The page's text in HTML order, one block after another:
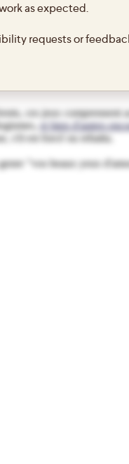
volontairement hilarants.
ces jeux
et bien d'autres
s'il est forcé ou rebattu.
"vos beaux yeux
as expected.
requests or